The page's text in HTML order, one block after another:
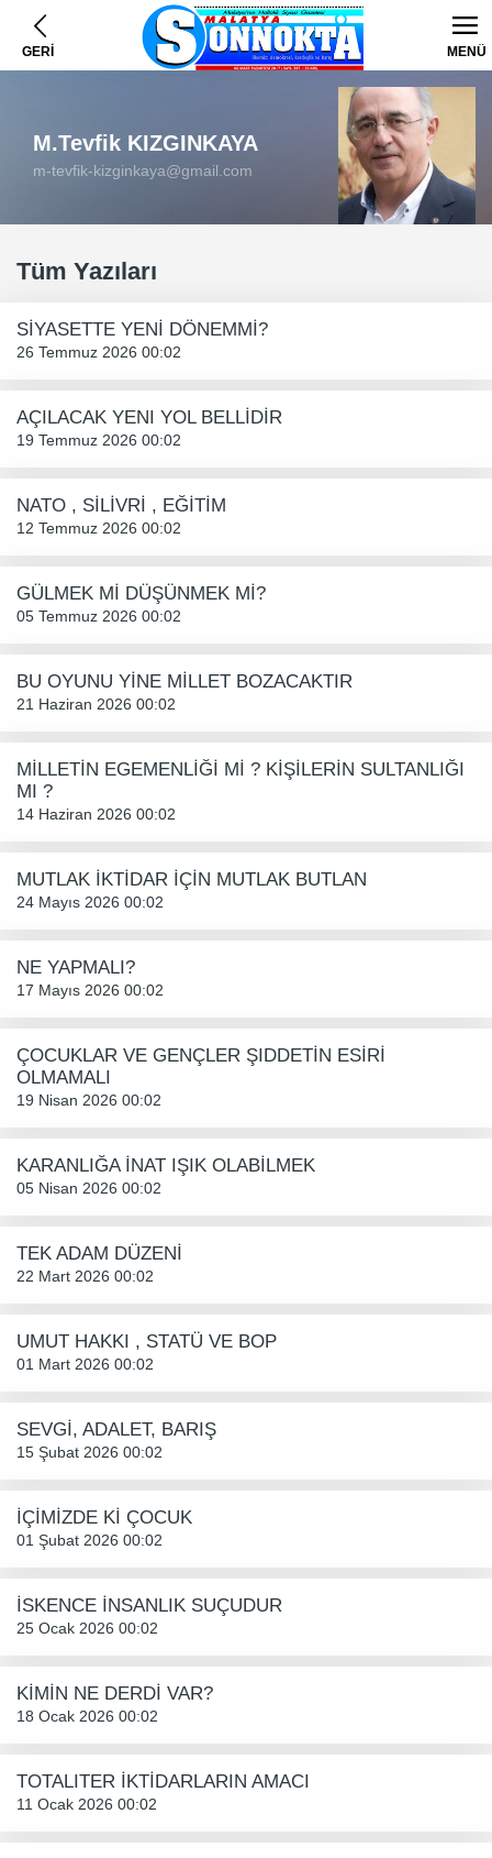
GERİ MENÜ
M.Tevfik KIZGINKAYA
m-tevfik-kizginkaya@gmail.com
Tüm Yazıları
SİYASETTE YENİ DÖNEMMİ?
26 Temmuz 2026 00:02
AÇILACAK YENI YOL BELLİDİR
19 Temmuz 2026 00:02
NATO , SİLİVRİ , EĞİTİM
12 Temmuz 2026 00:02
GÜLMEK Mİ DÜŞÜNMEK Mİ?
05 Temmuz 2026 00:02
BU OYUNU YİNE MİLLET BOZACAKTIR
21 Haziran 2026 00:02
MİLLETİN EGEMENLİĞİ Mİ ? KİŞİLERİN SULTANLIĞI
MI ?
14 Haziran 2026 00:02
MUTLAK İKTİDAR İÇİN MUTLAK BUTLAN
24 Mayıs 2026 00:02
NE YAPMALI?
17 Mayıs 2026 00:02
ÇOCUKLAR VE GENÇLER ŞIDDETİN ESİRİ
OLMAMALI
19 Nisan 2026 00:02
KARANLIĞA İNAT IŞIK OLABİLMEK
05 Nisan 2026 00:02
TEK ADAM DÜZENİ
22 Mart 2026 00:02
UMUT HAKKI , STATÜ VE BOP
01 Mart 2026 00:02
SEVGİ, ADALET, BARIŞ
15 Şubat 2026 00:02
İÇİMİZDE Kİ ÇOCUK
01 Şubat 2026 00:02
İSKENCE İNSANLIK SUÇUDUR
25 Ocak 2026 00:02
KİMİN NE DERDİ VAR?
18 Ocak 2026 00:02
TOTALITER İKTİDARLARIN AMACI
11 Ocak 2026 00:02